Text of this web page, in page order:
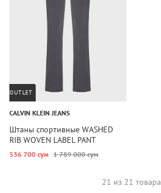
OUTLET
CALVIN KLEIN JEANS
Штаны спортивные WASHED
RIB WOVEN LABEL PANT
536 700 сум 1 789 000 сум
21 из 21 товара